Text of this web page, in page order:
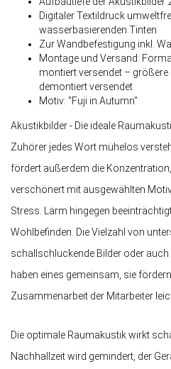
Digitaler Textildruck
wasserbasierenden Tinten
Zur Wandbefestigung inkl.
Montage und Versand:
montiert versendet –
demontiert versendet
Motiv: "Fuji in Autumn"
Akustikbilder - Die ideale
Zuhörer jedes Wort mühelos
fördert außerdem die
verschönert mit ausgewählten
Stress. Lärm hingegen
Wohlbefinden. Die Vielzahl von
schallschluckende Bilder oder auch
haben eines gemeinsam, sie
Zusammenarbeit der Mitarbeiter
Die optimale Raumakustik wirkt
Nachhallzeit wird gemindert, der